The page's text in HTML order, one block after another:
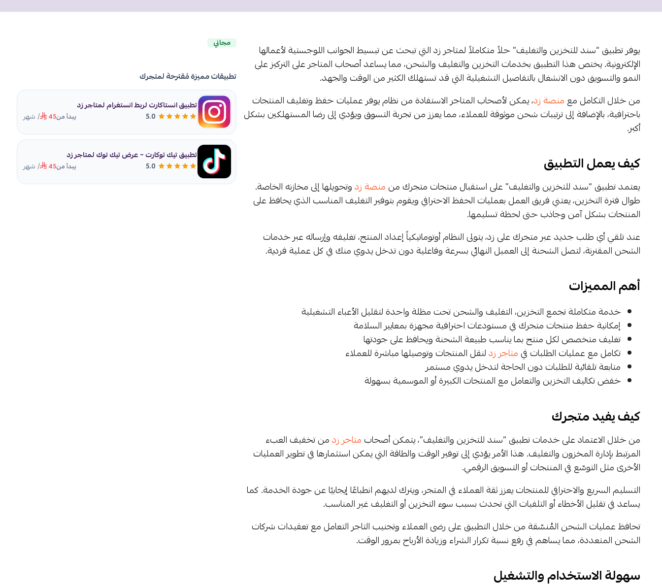
مجاني
تطبيقات مميزة مُقترحة لمتجرك
تطبيق انستاكارت لربط انستغرام لمتاجر زد
5.0 يبدأ من45 / شهر
تطبيق تيك توكارت – عرض تيك توك لمتاجر زد
5.0 يبدأ من45 / شهر
يوفر تطبيق “سند للتخزين والتغليف” حلاً متكاملاً لمتاجر زد التي تبحث عن تبسيط الجوانب اللوجستية لأعمالها
الإلكترونية. يختص هذا التطبيق بخدمات التخزين والتغليف والشحن، مما يساعد أصحاب المتاجر على التركيز على
النمو والتسويق دون الانشغال بالتفاصيل التشغيلية التي قد تستهلك الكثير من الوقت والجهد.
من خلال التكامل معمنصة زد، يمكن لأصحاب المتاجر الاستفادة من نظام يوفر عمليات حفظ وتغليف المنتجات
باحترافية، بالإضافة إلى ترتيبات شحن موثوقة للعملاء، مما يعزز من تجربة التسوق ويؤدي إلى رضا المستهلكين بشكل
أكبر.
كيف يعمل التطبيق
يعتمد تطبيق “سند للتخزين والتغليف” على استقبال منتجات متجرك منمنصة زدوتحويلها إلى مخازنه الخاصة.
طوال فترة التخزين، يعتني فريق العمل بعمليات الحفظ الاحترافي ويقوم بتوفير التغليف المناسب الذي يحافظ على
المنتجات بشكل آمن وجاذب حتى لحظة تسليمها.
عند تلقي أي طلب جديد عبر متجرك على زد، يتولى النظام أوتوماتيكياً إعداد المنتج، تغليفه وإرساله عبر خدمات
الشحن المقترنة، لتصل الشحنة إلى العميل النهائي بسرعة وفاعلية دون تدخل يدوي منك في كل عملية فردية.
أهم المميزات
خدمة متكاملة تجمع التخزين، التغليف والشحن تحت مظلة واحدة لتقليل الأعباء التشغيلية
إمكانية حفظ منتجات متجرك في مستودعات احترافية مجهزة بمعايير السلامة
تغليف متخصص لكل منتج بما يناسب طبيعة الشحنة ويحافظ على جودتها
تكامل مع عمليات الطلبات فيمتاجر زدلنقل المنتجات وتوصيلها مباشرة للعملاء
متابعة تلقائية للطلبات دون الحاجة لتدخل يدوي مستمر
خفض تكاليف التخزين والتعامل مع المنتجات الكبيرة أو الموسمية بسهولة
كيف يفيد متجرك
من خلال الاعتماد على خدمات تطبيق “سند للتخزين والتغليف”، يتمكن أصحابمتاجر زدمن تخفيف العبء
المرتبط بإدارة المخزون والتغليف. هذا الأمر يؤدي إلى توفير الوقت والطاقة التي يمكن استثمارها في تطوير العمليات
الأخرى مثل التوسّع في المنتجات أو التسويق الرقمي.
التسليم السريع والاحترافي للمنتجات يعزز ثقة العملاء في المتجر، ويترك لديهم انطباعًا إيجابيًا عن جودة الخدمة. كما
يساعد في تقليل الأخطاء أو التلفيات التي تحدث بسبب سوء التخزين أو التغليف غير المناسب.
تحافظ عمليات الشحن المُنسّقة من خلال التطبيق على رضى العملاء وتجنيب التاجر التعامل مع تعقيدات شركات
الشحن المتعددة، مما يساهم في رفع نسبة تكرار الشراء وزيادة الأرباح بمرور الوقت.
سهولة الاستخدام والتشغيل